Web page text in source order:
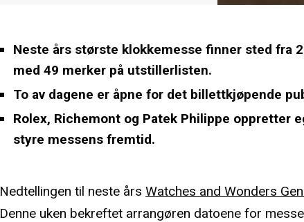
Neste års største klokkemesse finner sted fra
med 49 merker på utstillerlisten.
To av dagene er åpne for det billettkjøpende
Rolex, Richemont og Patek Philippe oppretter
styre messens fremtid.
Nedtellingen til neste årsWatches and Wonders
Denne uken bekreftet arrangøren datoene for